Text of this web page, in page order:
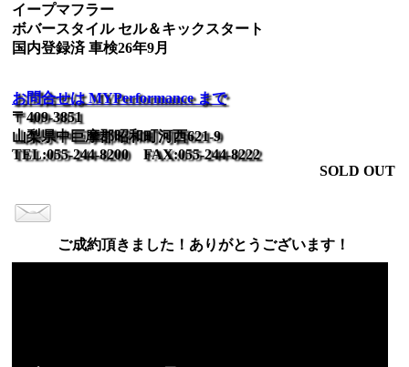
イープマフラー
ボバースタイル セル＆キックスタート
国内登録済 車検26年9月
お問合せは MYPerformance まで
〒409-3851
山梨県中巨摩郡昭和町河西621-9
TEL:055-244-8200 FAX:055-244-8222
SOLD OUT
ご成約頂きました！ありがとうございます！